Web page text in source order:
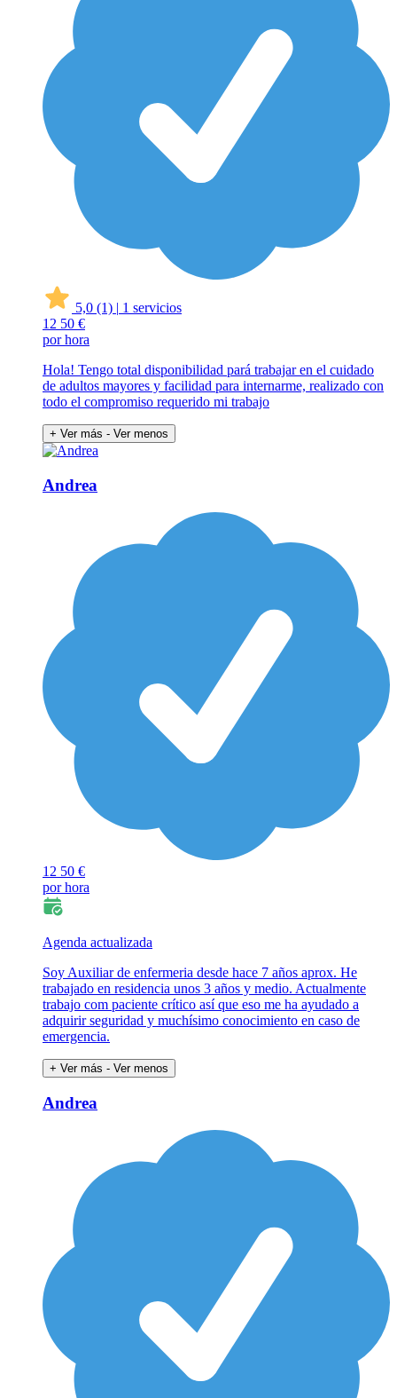
5,0 (1) | 1 servicios
12 50 €
por hora
Hola! Tengo total disponibilidad pará trabajar en el cuidado
de adultos mayores y facilidad para internarme, realizado con
todo el compromiso requerido mi trabajo
+ Ver más - Ver menos
Andrea
12 50 €
por hora
Agenda actualizada
Soy Auxiliar de enfermeria desde hace 7 años aprox. He
trabajado en residencia unos 3 años y medio. Actualmente
trabajo com paciente crítico así que eso me ha ayudado a
adquirir seguridad y muchísimo conocimiento en caso de
emergencia.
+ Ver más - Ver menos
Andrea